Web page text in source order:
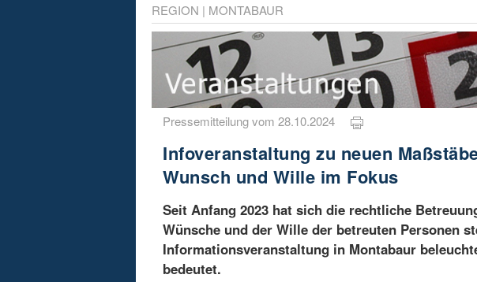
REGION | MONTABAUR
Pressemitteilung vom 28.10.2024
Infoveranstaltung zu neuen
Wunsch und Wille im Fokus
Seit Anfang 2023 hat sich die rechtliche
Wünsche und der Wille der betreuten Personen
Informationsveranstaltung in Montabaur
bedeutet.